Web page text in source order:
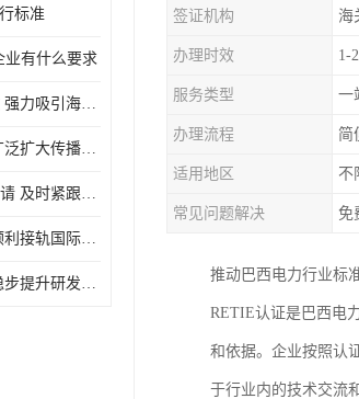
标准
业有什么要求
巴西认证怎么做 强力吸引海外投资
巴西认证周期 广泛扩大传播范围
巴西认证哪里申请 及时紧跟法规变化
巴西认证要求 顺利接轨国际规范
巴西认证资料 稳步提升研发能力
签证机构 海
办理时效 1-
服务类型 一
办理流程 简
适用地区 不
常见问题解决 免
推动巴西电力行业标
RETIE认证是巴西电
和依据。企业按照认
于行业内的技术交流